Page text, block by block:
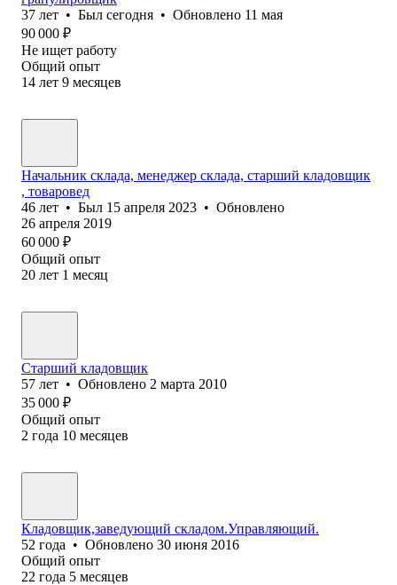
37 лет • Был сегодня • Обновлено 11 мая
90 000 ₽
Не ищет работу
Общий опыт
14 лет 9 месяцев
Начальник склада, менеджер склада, старший кладовщик
, товаровед
46 лет • Был 15 апреля 2023 • Обновлено
26 апреля 2019
60 000 ₽
Общий опыт
20 лет 1 месяц
Старший кладовщик
57 лет • Обновлено 2 марта 2010
35 000 ₽
Общий опыт
2 года 10 месяцев
Кладовщик,заведующий складом.Управляющий.
52 года • Обновлено 30 июня 2016
Общий опыт
22 года 5 месяцев